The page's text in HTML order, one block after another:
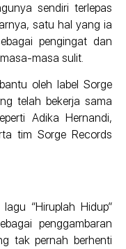
sendiri terlepas
satu hal yang ia
pengingat dan
masa sulit.
oleh label Sorge
telah bekerja sama
Adika Hernandi,
tim Sorge Records
“Hiruplah Hidup”
penggambaran
tak pernah berhenti